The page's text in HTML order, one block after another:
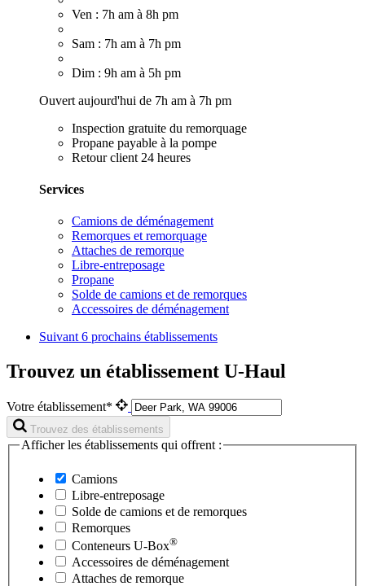
Ven : 7h am à 8h pm
Sam : 7h am à 7h pm
Dim : 9h am à 5h pm
Ouvert aujourd'hui de 7h am à 7h pm
Inspection gratuite du remorquage
Propane payable à la pompe
Retour client 24 heures
Services
Camions de déménagement
Remorques et remorquage
Attaches de remorque
Libre-entreposage
Propane
Solde de camions et de remorques
Accessoires de déménagement
Suivant 6 prochains établissements
Trouvez un établissement U-Haul
Votre établissement*
Trouvez des établissements
Afficher les établissements qui offrent :
Camions
Libre-entreposage
Solde de camions et de remorques
Remorques
Conteneurs U-Box®
Accessoires de déménagement
Attaches de remorque